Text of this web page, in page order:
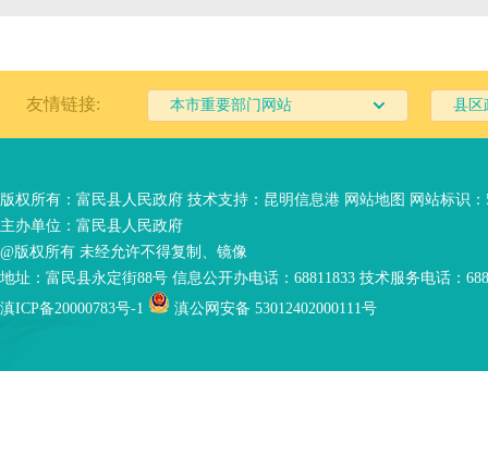
友情链接: 本市重要部门网站 县区
版权所有：富民县人民政府 技术支持： 昆明信息港 网站地图 网站标识：
主办单位：富民县人民政府
@版权所有 未经允许不得复制、镜像
地址：富民县永定街88号 信息公开办电话：68811833 技术服务电话：
滇ICP备20000783号-1
滇公网安备 53012402000111号